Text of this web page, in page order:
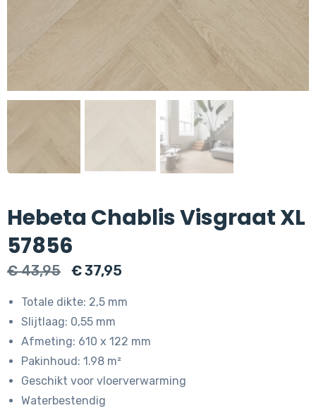
Hebeta Chablis Visgraat XL
57856
€43,95
Oorspronkelijke
€ 43,95.
€37,95
€ 37,95.
Totale dikte: 2,5 mm
Slijtlaag: 0,55 mm
Afmeting: 610 x 122 mm
Pakinhoud: 1.98 m²
Geschikt voor vloerverwarming
Waterbestendig